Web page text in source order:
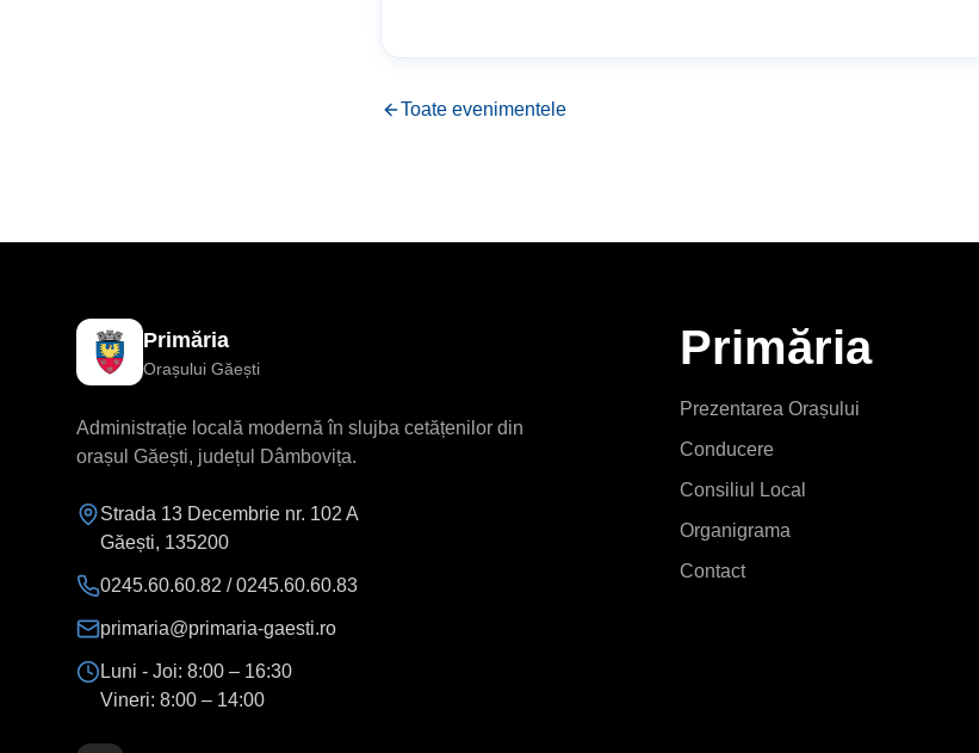
Toate evenimentele
Primăria
Orașului Găești
Administrație locală modernă în slujba cetățenilor din
orașul Găești, județul Dâmbovița.
Strada 13 Decembrie nr. 102 A
Găești, 135200
0245.60.60.82 / 0245.60.60.83
primaria@primaria-gaesti.ro
Luni - Joi: 8:00 – 16:30
Vineri: 8:00 – 14:00
Primăria
Prezentarea Orașului
Conducere
Consiliul Local
Organigrama
Contact